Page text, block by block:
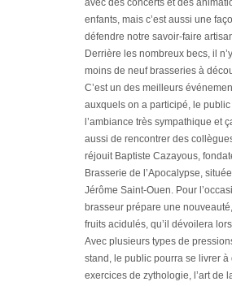
avec des concerts et des
enfants, mais c’est aussi une
défendre notre savoir-faire
Derrière les nombreux becs, il
moins de neuf brasseries à
C’est un des meilleurs
auxquels on a participé, le
l’ambiance très sympathique et
aussi de rencontrer des
réjouit Baptiste Cazayous,
Brasserie de l’Apocalypse,
Jérôme Saint-Ouen. Pour
brasseur prépare une
fruits acidulés, qu’il dévoilera
Avec plusieurs types de
stand, le public pourra se livrer à
exercices de zythologie, l’art de